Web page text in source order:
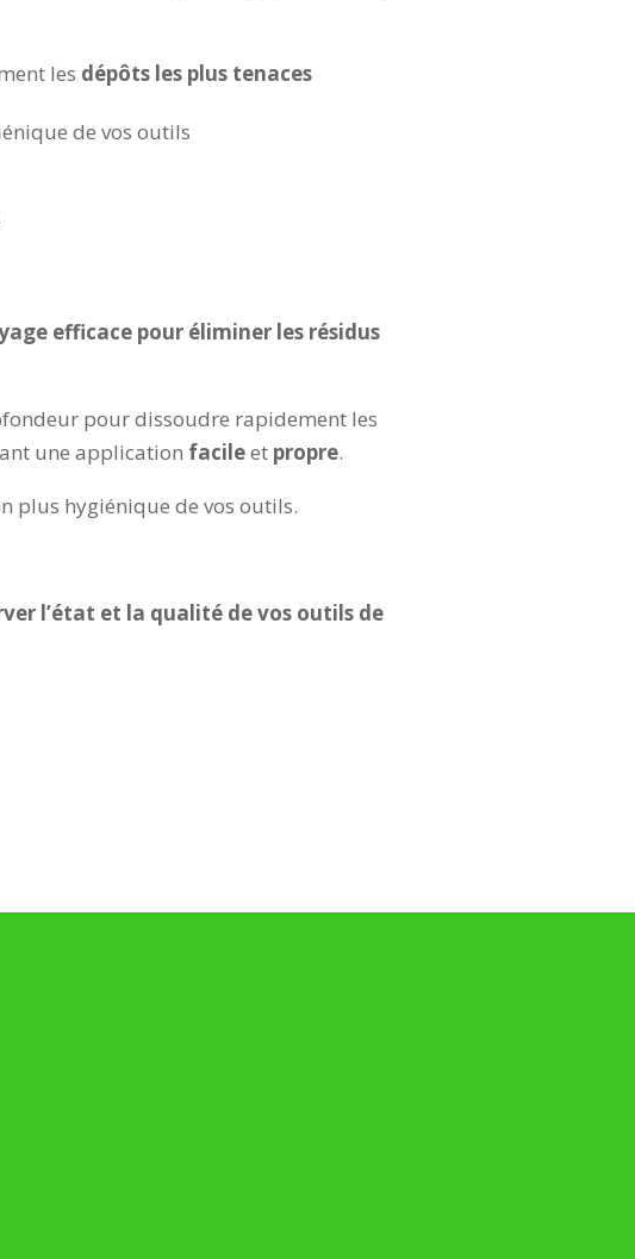
les dépôts les plus tenaces
de vos outils
efficace pour éliminer les résidus
pour dissoudre rapidement les
une application facileet propre.
plus hygiénique de vos outils.
l’état et la qualité de vos outils de